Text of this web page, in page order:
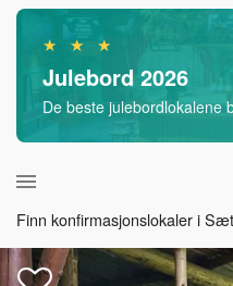
★ ★ ★
Julebord 2026
De beste julebordlokalene
Finn konfirmasjonslokaler i